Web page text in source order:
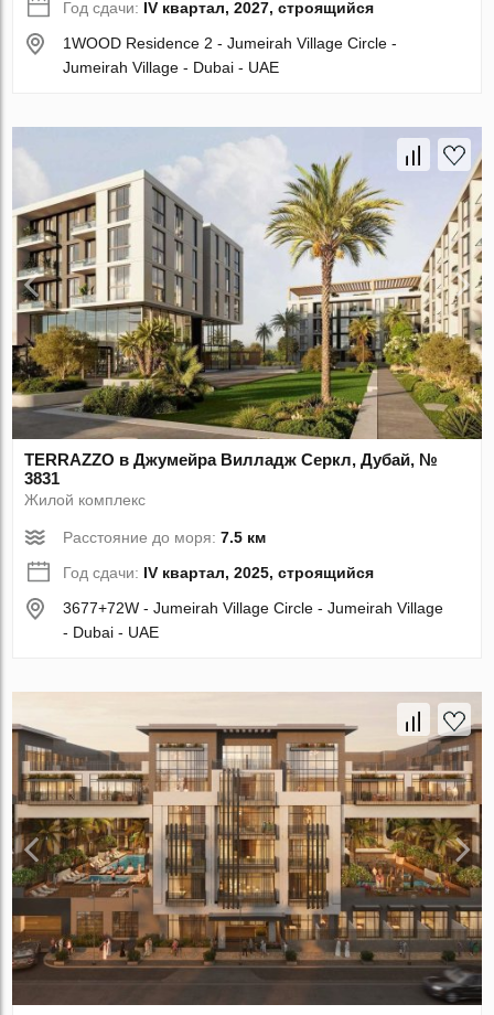
Год сдачи: IV квартал, 2027, строящийся
1WOOD Residence 2 - Jumeirah Village Circle -
Jumeirah Village - Dubai - UAE
TERRAZZO в Джумейра Вилладж Серкл, Дубай, №
3831
Жилой комплекс
Расстояние до моря:7.5 км
Год сдачи: IV квартал, 2025, строящийся
3677+72W - Jumeirah Village Circle - Jumeirah Village
- Dubai - UAE